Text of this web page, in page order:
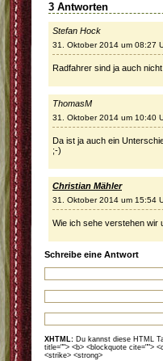
3 Antworten
Stefan Hock
31. Oktober 2014 um 08:27
Radfahrer sind ja auch
ThomasM
31. Oktober 2014 um 10:40
Da ist ja auch ein
;-)
Christian Mähler
31. Oktober 2014 um 15:54
Wie ich sehe verstehen wir
Schreibe eine Antwort
XHTML: Du kannst diese HTML
title=""> <b> <blockquote cite="">
<strike> <strong>